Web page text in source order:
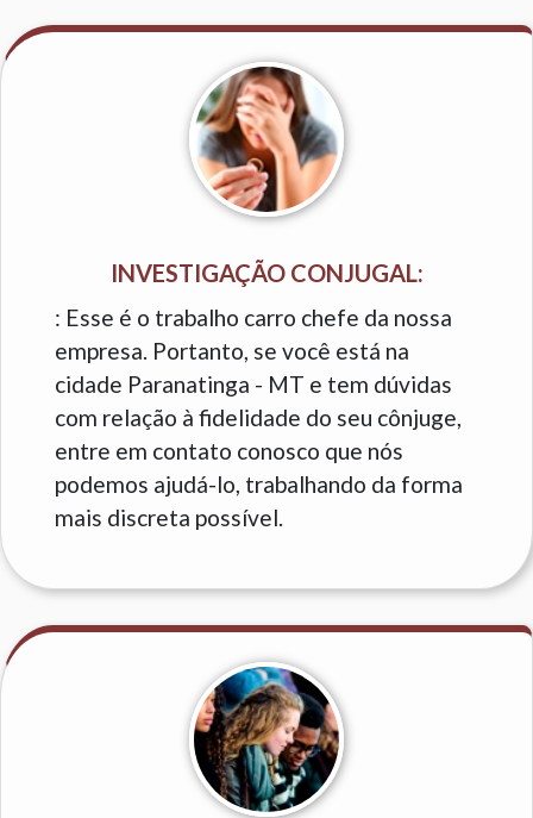
INVESTIGAÇÃO CONJUGAL:
: Esse é o trabalho carro chefe da nossa
empresa. Portanto, se você está na
cidade Paranatinga - MT e tem dúvidas
com relação à fidelidade do seu cônjuge,
entre em contato conosco que nós
podemos ajudá-lo, trabalhando da forma
mais discreta possível.